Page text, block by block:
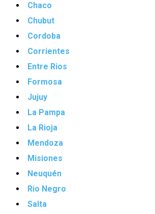
Chaco
Chubut
Cordoba
Corrientes
Entre Rios
Formosa
Jujuy
La Pampa
La Rioja
Mendoza
Misiones
Neuquén
Rio Negro
Salta